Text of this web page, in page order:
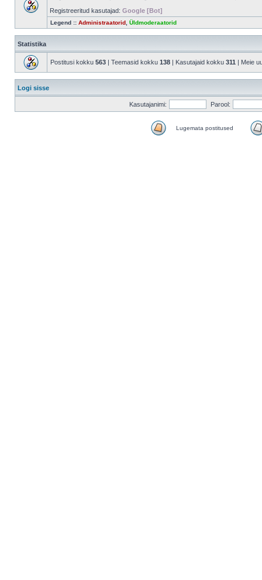
Registreeritud kasutajad: Google [Bot]
Legend :: Administraatorid Üldmoderaatorid
Statistika
Postitusi kokku 563 | Teemasid kokku 138 | Kasutajaid kokku 311 | Meie
Logi sisse
Kasutajanimi: Parool:
Lugemata postitused